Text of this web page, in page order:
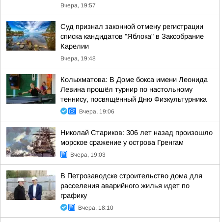
Вчера, 19:57
Суд признал законной отмену регистрации
списка кандидатов "Яблока" в Заксобрание
Карелии
Вчера, 19:48
Колыхматова: В Доме бокса имени Леонида
Левина прошёл турнир по настольному
теннису, посвящённый Дню Физкультурника
Вчера, 19:06
Николай Стариков: 306 лет назад произошло
морское сражение у острова Гренгам
Вчера, 19:03
В Петрозаводске строительство дома для
расселения аварийного жилья идет по
графику
Вчера, 18:10